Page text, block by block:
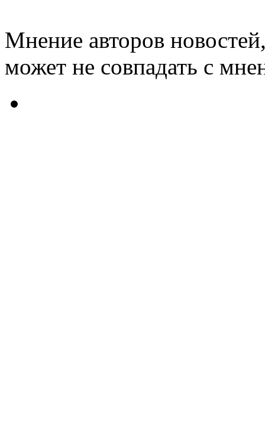
Мнение авторов
может не совпадать с